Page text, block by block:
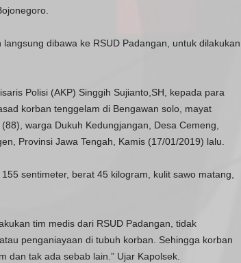
dibawa ke RSUD Padangan, untuk dilakukan
Polisi (AKP) Singgih Sujianto,SH, kepada para
korban tenggelam di Bengawan solo, mayat
warga Dukuh Kedungjangan, Desa Cemeng,
Provinsi Jawa Tengah, Kamis (17/01/2019) lalu.
sentimeter, berat 45 kilogram, kulit sawo matang,
tim medis dari RSUD Padangan, tidak
penganiayaan di tubuh korban. Sehingga korban
dan tak ada sebab lain.” Ujar Kapolsek.